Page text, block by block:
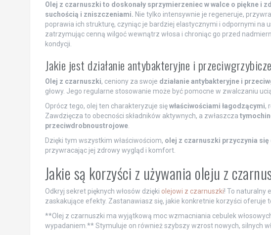
Olej z czarnuszki to doskonały sprzymierzeniec w walce o piękne i
suchością i zniszczeniami. Nie tylko intensywnie je regeneruje,
poprawia ich strukturę, czyniąc je bardziej elastycznymi i odpornymi na
zatrzymując cenną wilgoć wewnątrz włosa i chroniąc go przed
kondycji.
Jakie jest działanie antybakteryjne i
Olej z czarnuszki, ceniony za swoje działanie antybakteryjne i
głowy. Jego regularne stosowanie może być pomocne w zwalczaniu
Oprócz tego, olej ten charakteryzuje sięwłaściwościami łagodzącymi,
Zawdzięcza to obecności składników aktywnych, a zwłaszcza
przeciwdrobnoustrojowe.
Dzięki tym wszystkim właściwościom, olej z czarnuszki przyczynia
przywracając jej zdrowy wygląd i komfort.
Jakie są korzyści z używania oleju z
Odkryj sekret pięknych włosów dzięki olejowi z czarnuszki! To naturalny
zaskakujące efekty. Zastanawiasz się, jakie konkretnie korzyści oferuje
**Olej z czarnuszki ma wyjątkową moc wzmacniania cebulek
wypadaniem.** Stymuluje on również szybszy wzrost nowych, silnych